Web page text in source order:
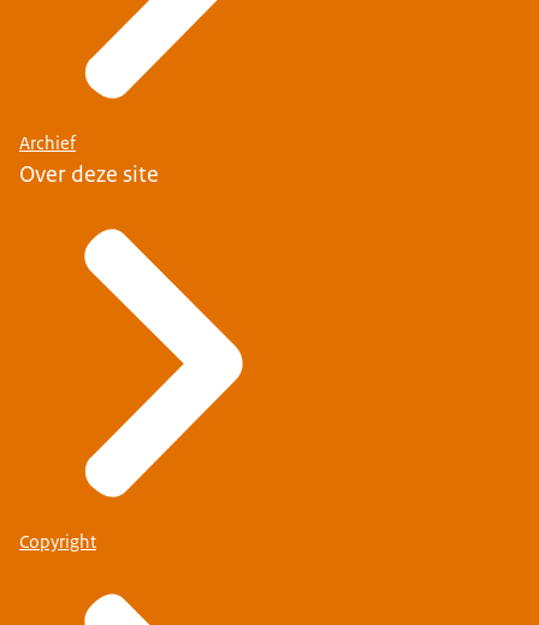
Archief
Over deze site
Copyright